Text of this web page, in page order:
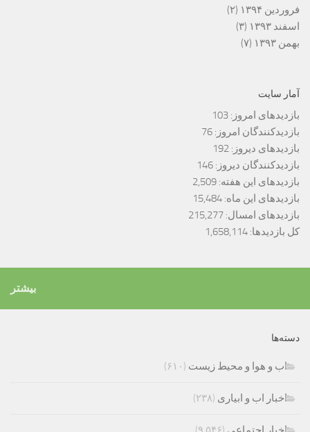
فروردین ۱۳۹۴
(۲)
اسفند ۱۳۹۳
(۳)
بهمن ۱۳۹۳
(۷)
آمار سایت
بازدیدهای امروز: 103
بازدیدکنندگان امروز: 76
بازدیدهای دیروز: 192
بازدیدکنندگان دیروز: 146
بازدیدهای این هفته: 2,509
بازدیدهای این ماه: 15,484
بازدیدهای امسال: 215,277
کل بازدیدها: 1,658,114
بیشتر
دسته‌ها
اب و هوا و محیط زیست (۶۱۰)
اخبار اب و ابیاری (۲۳۸)